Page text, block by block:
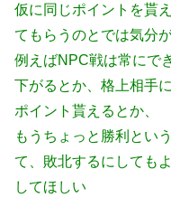
仮に同じポイントを貰
てもらうのとでは気分
例えばNPC戦は常にで
下がるとか、格上相手
ポイント貰えるとか、
もうちょっと勝利とい
て、敗北するにしても
してほしい